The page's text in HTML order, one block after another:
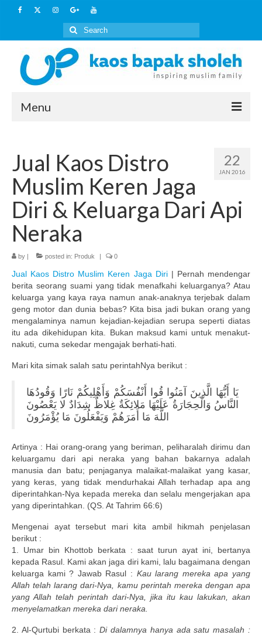
Search
for:
Menu
Artikel
Kaos Islami
HOW TO BUY
Layanan Lain
Outbound Keluarga Muslim
Publikasi Dakwah Gratis
Kajian Gratis di Jogja
FAQ
22
JAN 2016
Jual Kaos Distro
Muslim Keren Jaga
Diri & Keluarga Dari Api
Neraka
by | posted in: Produk | 0
Jual Kaos Distro Muslim Keren Jaga Diri| Pernah mendengar
berita seorang suami yang tidak menafkahi keluarganya? Atau
keluarga yang kaya raya namun anak-anaknya terjebak dalam
geng motor dan dunia bebas? Kita bisa jadi bukan orang yang
mengalaminya namun kejadian-kejadian serupa seperti diatas
itu ada dikehidupan kita. Bukan maksud kami untuk menakut-
nakuti, cuma sekedar mengajak berhati-hati.
Mari kita simak salah satu perintahNya berikut :
يَا أَيُّهَا الَّذِينَ آمَنُوا قُوا أَنْفُسَكُمْ وَأَهْلِيكُمْ نَارًا وَقُودُهَا
النَّاسُ وَالْحِجَارَةُ عَلَيْهَا مَلائِكَةٌ غِلاظٌ شِدَادٌ لا يَعْصُونَ
اللَّهَ مَا أَمَرَهُمْ وَيَفْعَلُونَ مَا يُؤْمَرُونَ
Artinya : Hai orang-orang yang beriman, peliharalah dirimu dan
keluargamu dari api neraka yang bahan bakarnya adalah
manusia dan batu; penjaganya malaikat-malaikat yang kasar,
yang keras, yang tidak mendurhakai Allah terhadap apa ang
diperintahkan-Nya kepada mereka dan selalu mengerjakan apa
yang diperintahkan. (QS. At Tahrim 66:6)
Mengenai ayat tersebut mari kita ambil hikmah penjelasan
berikut :
1. Umar bin Khottob berkata : saat turun ayat ini, bertanya
kepada Rasul. Kami akan jaga diri kami, lalu bagaimana dengan
keluarga kami ? Jawab Rasul : Kau larang mereka apa yang
Allah telah larang dari-Nya, kamu perintah mereka dengan apa
yang Allah telah perintah dari-Nya, jika itu kau lakukan, akan
menyelamatkan mereka dari neraka.
2. Al-Qurtubi berkata :Di dalamnya hanya ada satu masalah :